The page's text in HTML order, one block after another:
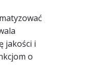
jakości i
o